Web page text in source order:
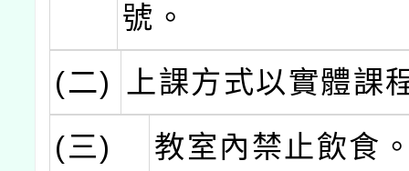
號。
(二)
上課方式以實體課
(三)
教室內禁止飲食